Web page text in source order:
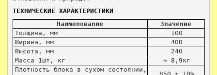
ТЕХНИЧЕСКИЕ ХАРАКТЕРИСТИКИ
Наименование
Значение
Толщина, мм
100
Ширина, мм
400
Высота, мм
240
Масса 1шт, кг
≈ 8,9кг
Плотность блока в сухом состоянии,